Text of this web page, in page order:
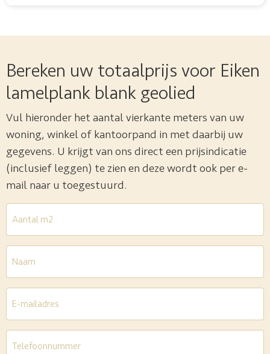
Bereken uw totaalprijs voor Eiken
lamelplank blank geolied
Vul hieronder het aantal vierkante meters van uw
woning, winkel of kantoorpand in met daarbij uw
gegevens. U krijgt van ons direct een prijsindicatie
(inclusief leggen) te zien en deze wordt ook per e-
mail naar u toegestuurd.
m2 *
mailadres *